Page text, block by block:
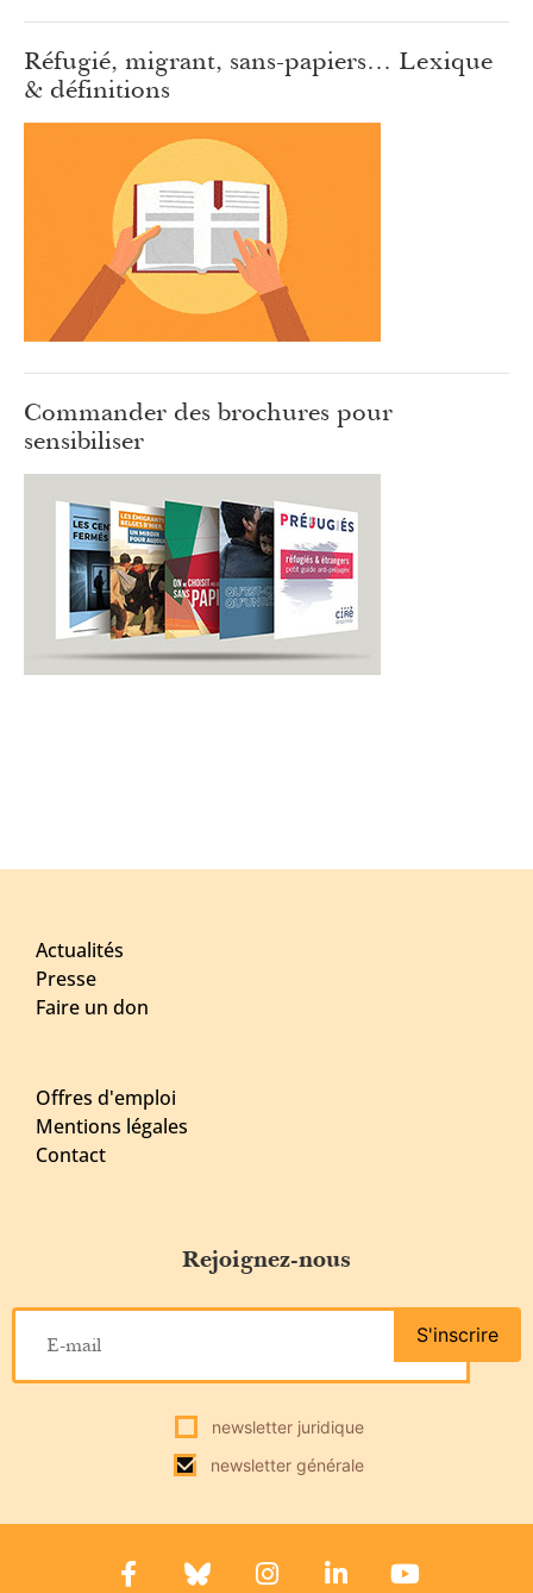
Réfugié, migrant, sans-papiers… Lexique
& définitions
Commander des brochures pour
sensibiliser
Actualités
Presse
Faire un don
Offres d'emploi
Mentions légales
Contact
Rejoignez-nous
newsletter juridique
newsletter générale
S'inscrire